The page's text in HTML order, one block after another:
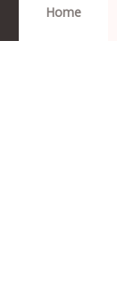
Home